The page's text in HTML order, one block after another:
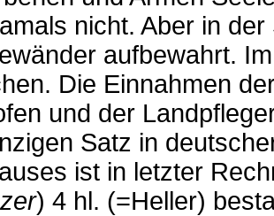
nicht. Aber in
aufbewahrt.
Die Einnahmen
und der
Satz in
ist in letzter
) 4 hl. (=Heller)